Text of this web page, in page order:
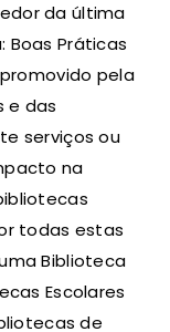
da última
Boas Práticas
pela
e das
serviços ou
na
todas estas
Biblioteca
Escolares
de